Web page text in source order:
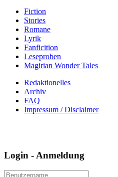
Fiction
Stories
Romane
Lyrik
Fanficition
Leseproben
Magirian Wonder Tales
Redaktionelles
Archiv
FAQ
Impressum / Disclaimer
Login - Anmeldung